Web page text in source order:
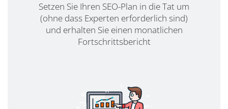
Setzen Sie Ihren SEO-Plan in die Tat um
(ohne dass Experten erforderlich sind)
und erhalten Sie einen monatlichen
Fortschrittsbericht